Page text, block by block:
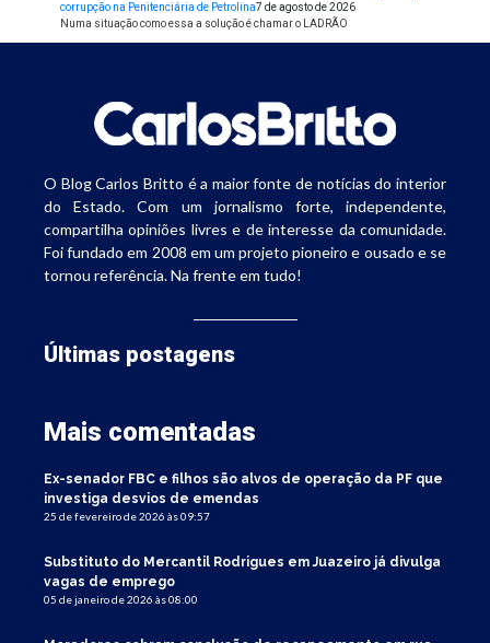
corrupção na Penitenciária de Petrolina7 de agosto de 2026
Numa situação como essa a solução é chamar o LADRÃO
O Blog Carlos Britto é a maior fonte de notícias do interior
do Estado. Com um jornalismo forte, independente,
compartilha opiniões livres e de interesse da comunidade.
Foi fundado em 2008 em um projeto pioneiro e ousado e se
tornou referência. Na frente em tudo!
Últimas postagens
Mais comentadas
Ex-senador FBC e filhos são alvos de operação da PF que
investiga desvios de emendas
25 de fevereiro de 2026 às 09:57
Substituto do Mercantil Rodrigues em Juazeiro já divulga
vagas de emprego
05 de janeiro de 2026 às 08:00